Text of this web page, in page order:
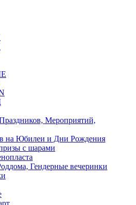
Мероприятий,
на Юбилеи и Дни Рождения
с шарами
Гендерные вечеринки